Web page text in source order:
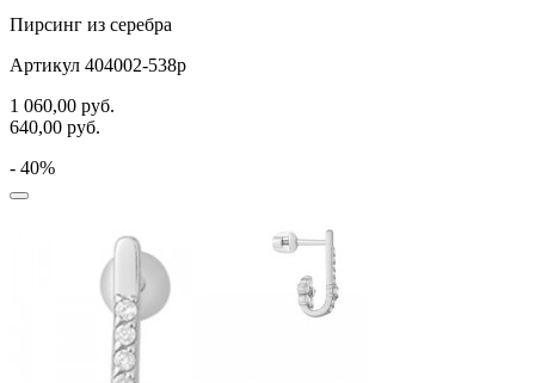
Пирсинг из серебра
Артикул 404002-538р
1 060,00 руб.
640,00 руб.
- 40%